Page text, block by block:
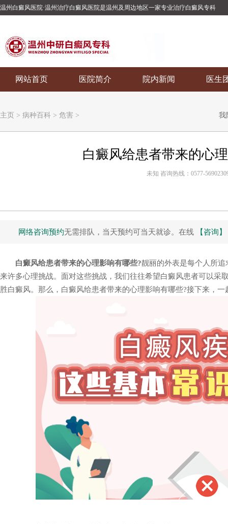
温州白癜风医院·温州治疗白癜风医院是温州及周边地区一家专业治疗白癜风专科
网站首页 医院简介 院内新闻 医生
主页 > 病种百科 > 危害 > 我
白癜风给患者带来的心
未知 咨询热线：0577-
网络咨询预约无需排队，当天预约可当天就诊。在线 【咨询】
白癜风给患者带来的心理影响有哪些?靓丽的外表是每个人所
来许多心理挑战。面对这些挑战，我们往往希望白癜风患者可以采
胜白癜风。那么，白癜风给患者带来的心理影响有哪些?接下来，一